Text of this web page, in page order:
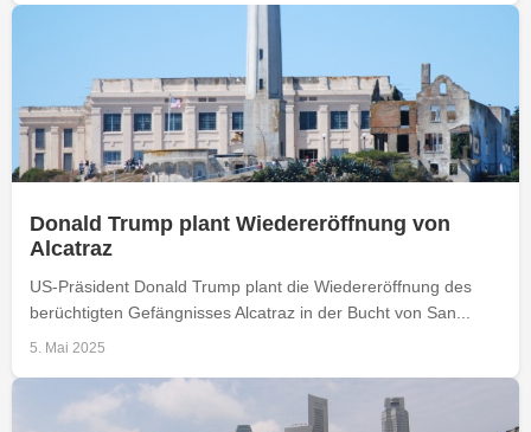
Donald Trump plant Wiedereröffnung von
Alcatraz
US-Präsident Donald Trump plant die Wiedereröffnung des
berüchtigten Gefängnisses Alcatraz in der Bucht von San...
5. Mai 2025